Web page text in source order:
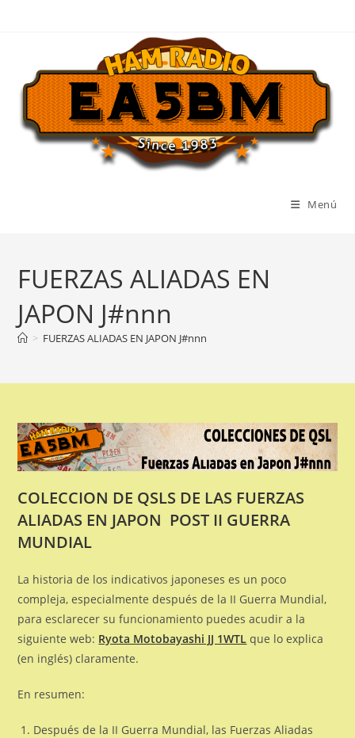
Menú
FUERZAS ALIADAS EN
JAPON J#nnn
> FUERZAS ALIADAS EN JAPON J#nnn
COLECCION DE QSLS DE LAS FUERZAS
ALIADAS EN JAPON POST II GUERRA
MUNDIAL
La historia de los indicativos japoneses es un poco
compleja, especialmente después de la II Guerra Mundial,
para esclarecer su funcionamiento puedes acudir a la
siguiente web: Ryota Motobayashi JJ 1WTL que lo explica
(en inglés) claramente.
En resumen:
Después de la II Guerra Mundial, las Fuerzas Aliadas